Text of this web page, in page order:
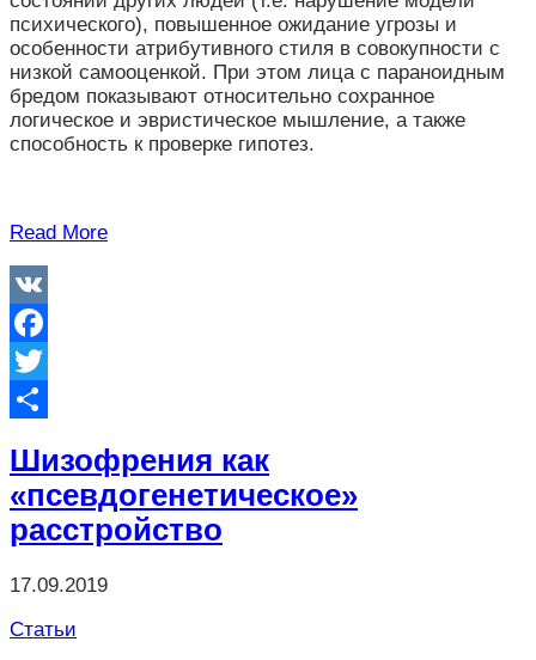
психического), повышенное ожидание угрозы и
особенности атрибутивного стиля в совокупности с
низкой самооценкой. При этом лица с параноидным
бредом показывают относительно сохранное
логическое и эвристическое мышление, а также
способность к проверке гипотез.
Read More
VK
Facebook
Twitter
Шизофрения как
«псевдогенетическое»
расстройство
17.09.2019
Статьи